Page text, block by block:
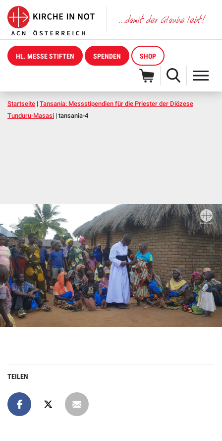
HL. MESSE STIFTEN SPENDEN SHOP
Startseite | Tansania: Messstipendien für die Priester der Diözese
Tunduru-Masasi | tansania-4
TEILEN